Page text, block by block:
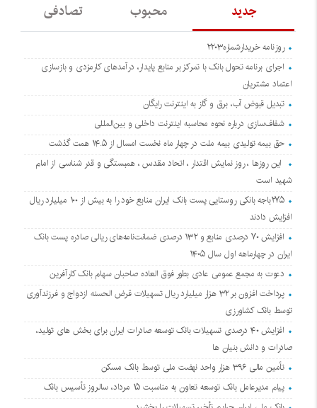
جدید محبوب تصادفی
روزنامه خریدارشماره۲۲۰۳
اجرای برنامه تحول بانک با تمرکز بر منابع پایدار، درآمدهای کارمزدی و بازسازی
اعتماد مشتریان
تبدیل قبوض آب، برق و گاز به اینترنت رایگان
شفاف‌سازی درباره نحوه محاسبه اینترنت داخلی و بین‌المللی
حق بیمه تولیدی بیمه ملت در چهار ماه نخست امسال از ۱۴.۵ همت گذشت
این روزها ، روز نمایش اقتدار ، اتحاد مقدس ، همبستگی و قدر شناسی از امام
شهید است
۲۷۵باجه بانکی روستایی پست بانک ایران منابع خود را به بیش از ۱۰۰ میلیارد ریال
افزایش دادند
افزایش ۷۰ درصدی منابع و ۱۳۲ درصدی ضمانت‌نامه‌های ریالی صادره پست بانک
ایران در چهارماهه اول سال ۱۴۰۵
دعوت به مجمع عمومی عادی بطور فوق العاده صاحبان سهام بانک کارآفرین
پرداخت افزون بر ۳۲ هزار میلیارد ریال تسهیلات قرض الحسنه ازدواج و فرزندآوری
توسط بانک کشاورزی
افزایش ۴۰ درصدی تسهیلات بانک توسعه صادرات ایران برای بخش های تولید،
صادرات و دانش بنیان ها
تأمین مالی ۳۹۶ هزار واحد نهضت ملی توسط بانک مسکن
پیام مدیرعامل بانک توسعه تعاون به مناسبت ۱۵ مرداد، سالروز تأسیس بانک